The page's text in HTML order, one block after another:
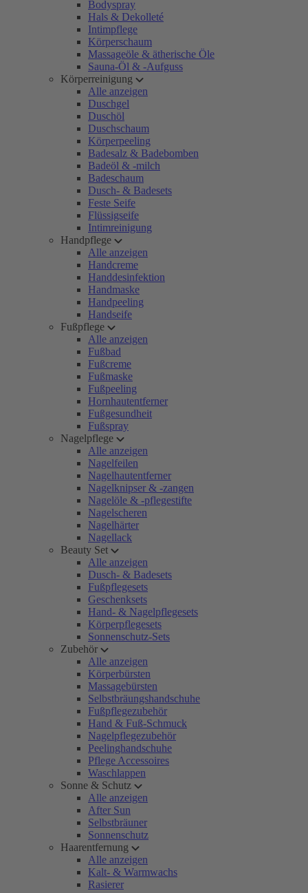
Bodyspray
Hals & Dekolleté
Intimpflege
Körperschaum
Massageöle & ätherische Öle
Sauna-Öl & -Aufguss
Körperreinigung
Alle anzeigen
Duschgel
Duschöl
Duschschaum
Körperpeeling
Badesalz & Badebomben
Badeöl & -milch
Badeschaum
Dusch- & Badesets
Feste Seife
Flüssigseife
Intimreinigung
Handpflege
Alle anzeigen
Handcreme
Handdesinfektion
Handmaske
Handpeeling
Handseife
Fußpflege
Alle anzeigen
Fußbad
Fußcreme
Fußmaske
Fußpeeling
Hornhautentferner
Fußgesundheit
Fußspray
Nagelpflege
Alle anzeigen
Nagelfeilen
Nagelhautentferner
Nagelknipser & -zangen
Nagelöle & -pflegestifte
Nagelscheren
Nagelhärter
Nagellack
Beauty Set
Alle anzeigen
Dusch- & Badesets
Fußpflegesets
Geschenksets
Hand- & Nagelpflegesets
Körperpflegesets
Sonnenschutz-Sets
Zubehör
Alle anzeigen
Körperbürsten
Massagebürsten
Selbstbräungshandschuhe
Fußpflegezubehör
Hand & Fuß-Schmuck
Nagelpflegezubehör
Peelinghandschuhe
Pflege Accessoires
Waschlappen
Sonne & Schutz
Alle anzeigen
After Sun
Selbstbräuner
Sonnenschutz
Haarentfernung
Alle anzeigen
Kalt- & Warmwachs
Rasierer